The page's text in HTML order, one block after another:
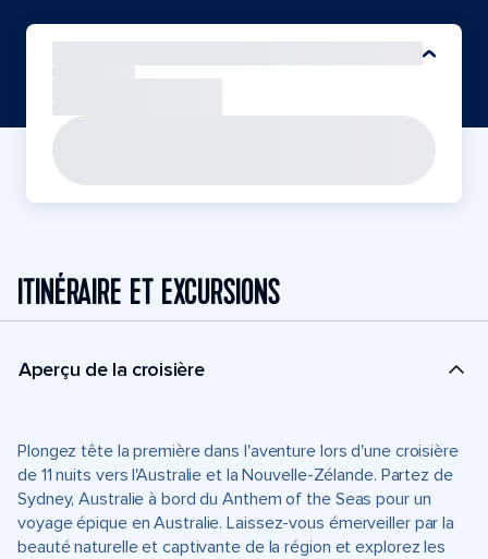
ITINÉRAIRE ET EXCURSIONS
Aperçu de la croisière
Plongez tête la première dans l'aventure lors d'une croisière
de 11 nuits vers l'Australie et la Nouvelle-Zélande. Partez de
Sydney, Australie à bord du Anthem of the Seas pour un
voyage épique en Australie. Laissez-vous émerveiller par la
beauté naturelle et captivante de la région et explorez les